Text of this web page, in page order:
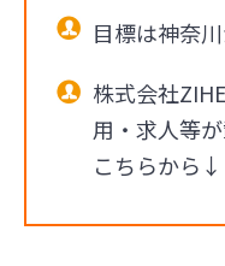
目標は神奈
株式会社
用・求人等
こちらから↓